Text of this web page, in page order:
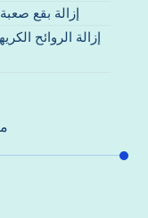
إزالة بقع
إزالة الروائح